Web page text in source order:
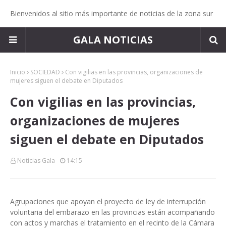
Bienvenidos al sitio más importante de noticias de la zona sur
GALA NOTICIAS
Inicio SOCIEDAD
Con vigilias en las provincias, organizaciones de
mujeres siguen el debate en Diputados
Con vigilias en las provincias,
organizaciones de mujeres
siguen el debate en Diputados
Noticias Gala 14:15
Agrupaciones que apoyan el proyecto de ley de interrupción
voluntaria del embarazo en las provincias están acompañando
con actos y marchas el tratamiento en el recinto de la Cámara